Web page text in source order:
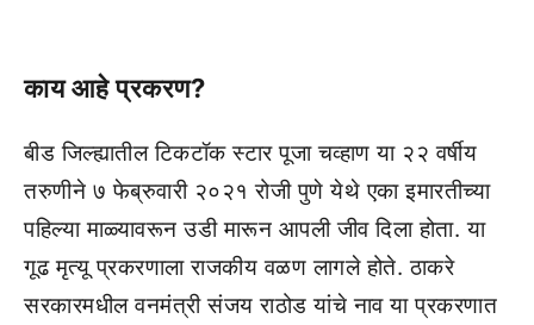
काय आहे प्रकरण?
बीड जिल्ह्यातील टिकटॉक स्टार पूजा चव्हाण या २२ वर्षीय
तरुणीने ७ फेब्रुवारी २०२१ रोजी पुणे येथे एका इमारतीच्या
पहिल्या माळ्यावरून उडी मारून आपली जीव दिला होता. या
गूढ मृत्यू प्रकरणाला राजकीय वळण लागले होते. ठाकरे
सरकारमधील वनमंत्री संजय राठोड यांचे नाव या प्रकरणात